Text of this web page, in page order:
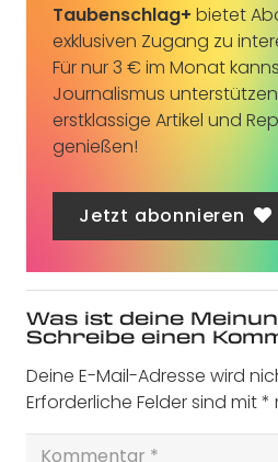
Taubenschlag+ bietet
exklusiven Zugang zu
Für nur 3 € im Monat
Journalismus
erstklassige Artikel und
genießen!
Jetzt abonnieren
Was ist deine
Schreibe einen
Deine E-Mail-Adresse wird
Erforderliche Felder sind mit*